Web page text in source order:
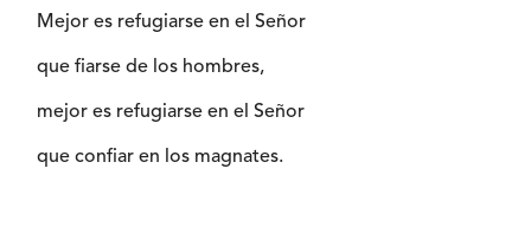
Mejor es refugiarse en el Señor
que fiarse de los hombres,
mejor es refugiarse en el Señor
que confiar en los magnates.